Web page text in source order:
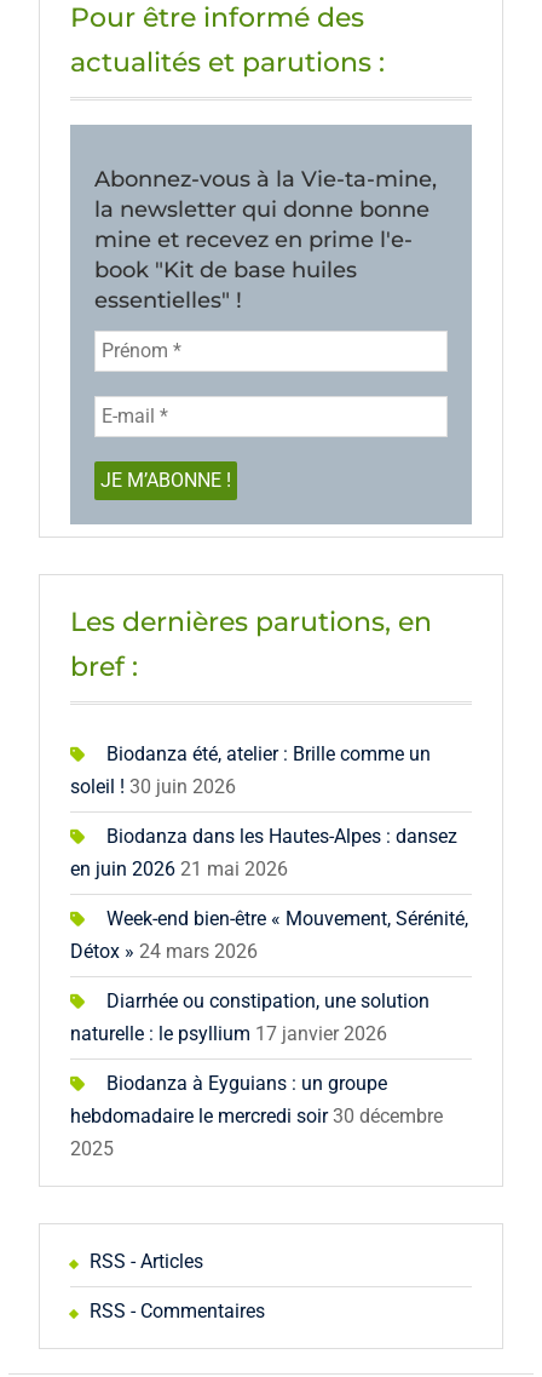
Pour être informé des
actualités et parutions :
Abonnez-vous à la Vie-ta-mine,
la newsletter qui donne bonne
mine et recevez en prime l'e-
book "Kit de base huiles
essentielles" !
Les dernières parutions, en
bref :
Biodanza été, atelier : Brille comme un
soleil ! 30 juin 2026
Biodanza dans les Hautes-Alpes : dansez
en juin 2026 21 mai 2026
Week-end bien-être « Mouvement, Sérénité,
Détox » 24 mars 2026
Diarrhée ou constipation, une solution
naturelle : le psyllium 17 janvier 2026
Biodanza à Eyguians : un groupe
hebdomadaire le mercredi soir 30 décembre
2025
RSS - Articles
RSS - Commentaires